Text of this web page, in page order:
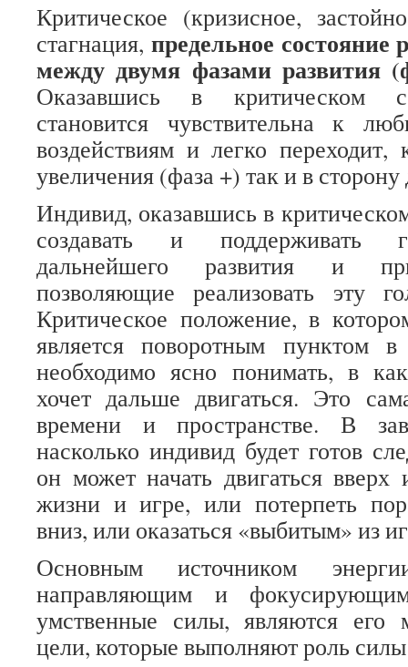
Критическое (кризисное,
стагнация, предельное состояние
между двумя фазами развития
Оказавшись в критическом
становится чувствительна к
воздействиям и легко
увеличения (фаза +) так и в
Индивид, оказавшись в
создавать и поддерживать
дальнейшего развития и
позволяющие реализовать эту
Критическое положение, в
является поворотным
необходимо ясно понимать, в
хочет дальше двигаться. Это
времени и пространстве. В
насколько индивид будет готов
он может начать двигаться вверх
жизни и игре, или потерпеть
вниз, или оказаться «выбитым» из
Основным источником
направляющим и
умственные силы, являются его
цели, которые выполняют роль